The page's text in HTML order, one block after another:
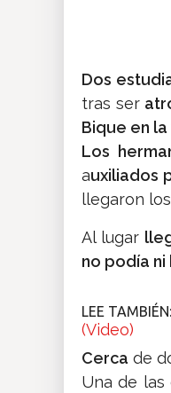
Dos
tras ser
Bique en
Los
auxiliados
llegaron
Al lugar
no podía ni
LEE TAMBIÉN:
(Video)
Cerca de
Una de las